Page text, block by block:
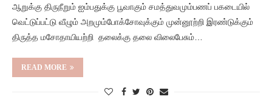
ஆறுக்கு திருநீறும் ஐம்பதுக்கு பூவாகும் சமத்துவமும்பணப் பகடையில்
வெட்டுப்பட்டு வீழும் அறமும்போக்சோவுக்கும் முன்னூற்றி இரண்டுக்கும்
திருத்த மசோதாயியற்றி தலைக்கு தலை விலைபேசும்…
READ MORE